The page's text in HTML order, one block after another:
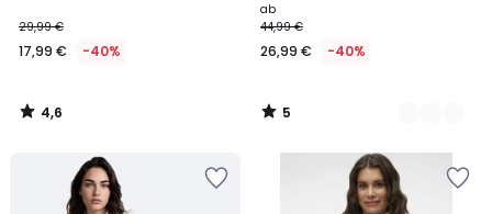
29,99 €
17,99 € -40%
4,6
/
ab
44,99 €
26,99 € -40%
5
/